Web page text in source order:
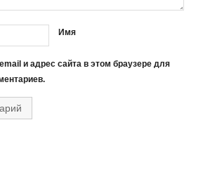
Имя
и адрес сайта в этом браузере для